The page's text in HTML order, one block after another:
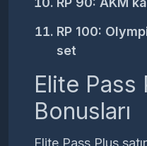
RP 100:
set
Elite Pass
Bonusları
Elite Pass Plus